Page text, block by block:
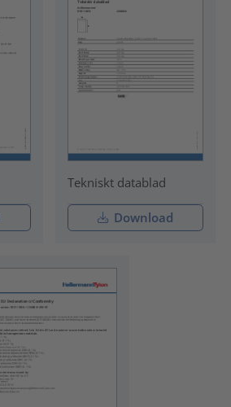
Tekniskt datablad
Download